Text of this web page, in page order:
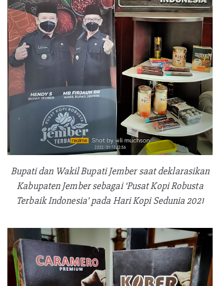
Bupati dan Wakil Bupati Jember saat deklarasikan
Kabupaten Jember sebagai ‘Pusat Kopi Robusta
Terbaik Indonesia’ pada Hari Kopi Sedunia 2021